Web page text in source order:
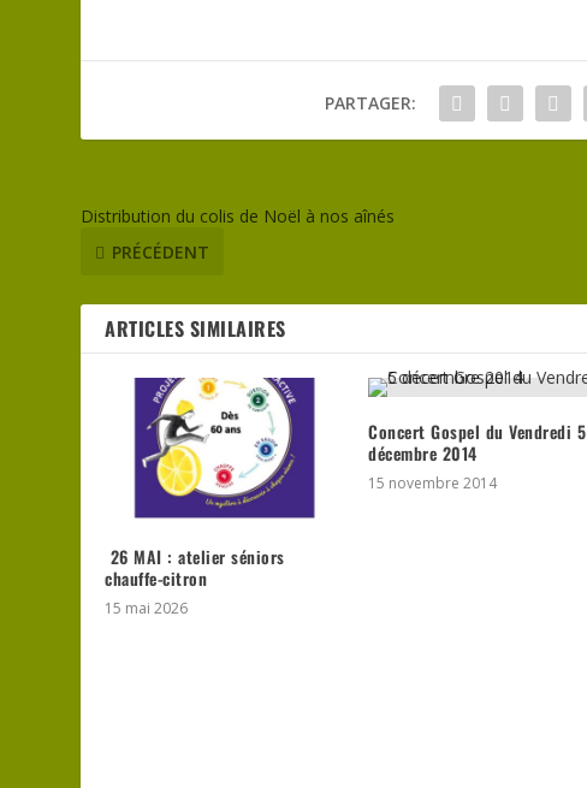
PARTAGER:
Distribution du colis de Noël à nos aînés
PRÉCÉDENT
ARTICLES SIMILAIRES
26 MAI : atelier séniors
chauffe-citron
15 mai 2026
Concert Gospel du Vendredi 5
décembre 2014
15 novembre 2014